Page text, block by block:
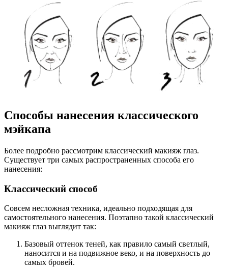
Способы нанесения классического
мэйкапа
Более подробно рассмотрим классический макияж глаз.
Существует три самых распространенных способа его
нанесения:
Классический способ
Совсем несложная техника, идеально подходящая для
самостоятельного нанесения. Поэтапно такой классический
макияж глаз выглядит так:
Базовый оттенок теней, как правило самый светлый,
наносится и на подвижное веко, и на поверхность до
самых бровей.